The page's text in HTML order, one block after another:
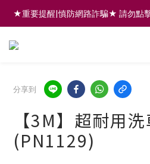
註冊會員享200元購物金 | 全館滿
★重要提醒|慎防網路詐騙★ 請勿點
註冊會員享200元購物金 | 全館滿
分享到
【3M】超耐用
(PN1129)